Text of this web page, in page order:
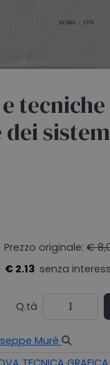
tecniche
Prezzo originale: €
€ 2.13
Q.tà
Murè